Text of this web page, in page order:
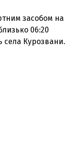
засобом на
06:20
села Курозвани.